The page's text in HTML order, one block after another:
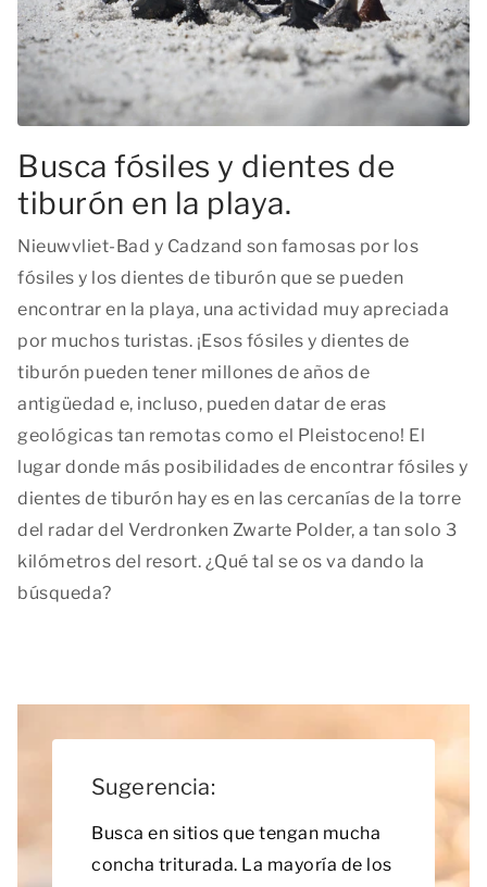
Busca fósiles y dientes de
tiburón en la playa.
Nieuwvliet-Bad y Cadzand son famosas por los
fósiles y los dientes de tiburón que se pueden
encontrar en la playa, una actividad muy apreciada
por muchos turistas. ¡Esos fósiles y dientes de
tiburón pueden tener millones de años de
antigüedad e, incluso, pueden datar de eras
geológicas tan remotas como el Pleistoceno! El
lugar donde más posibilidades de encontrar fósiles y
dientes de tiburón hay es en las cercanías de la torre
del radar del Verdronken Zwarte Polder, a tan solo 3
kilómetros del resort. ¿Qué tal se os va dando la
búsqueda?
Sugerencia:
Busca en sitios que tengan mucha
concha triturada. La mayoría de los